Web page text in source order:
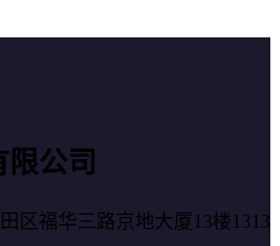
公司
区福华三路京地大厦13楼1313